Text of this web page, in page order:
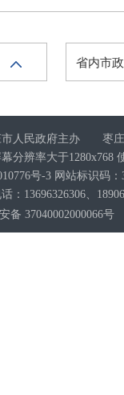
省内市
市人民政府主办 枣庄
分辨率大于1280x768
号-3 网站标识码：
：13696326306、
备 37040002000066号